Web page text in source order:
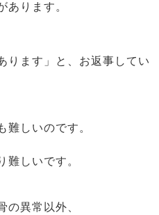
あります。
ります」と、お返事してい
難しいのです。
難しいです。
の異常以外、